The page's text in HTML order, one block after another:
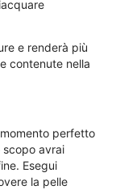
e renderà più
contenute nella
perfetto
scopo avrai
Esegui
la pelle